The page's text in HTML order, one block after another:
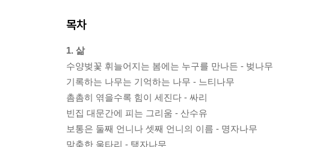
목차
1. 삶
수양벚꽃 휘늘어지는 봄에는 누구를 만나든 - 벚나무
기록하는 나무는 기억하는 나무 - 느티나무
촘촘히 엮을수록 힘이 세진다 - 싸리
빈집 대문간에 피는 그리움 - 산수유
보통은 둘째 언니나 셋째 언니의 이름 - 명자나무
맞춤한 울타리 - 탱자나무